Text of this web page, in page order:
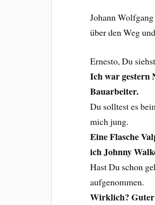
Johann
über den Weg
Ernesto, Du
Ich war gestern
Bauarbeiter.
Du solltest es
mich jung.
Eine Flasche
ich Johnny
Hast Du schon
aufgenommen.
Wirklich? Guter